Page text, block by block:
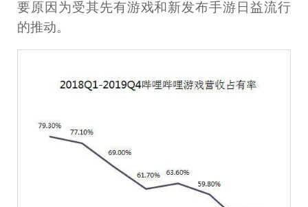
要原因为受其先有游戏和新发布手游日益流行
的推动。